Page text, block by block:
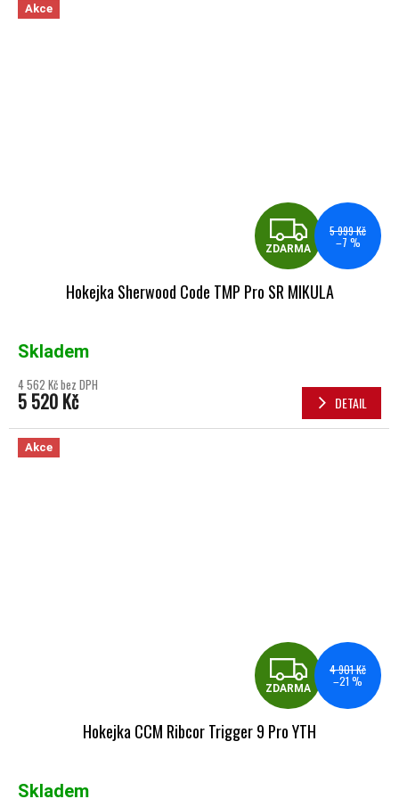
Akce
ZDARMA
5 999 Kč
–7 %
Hokejka Sherwood Code TMP Pro SR MIKULA
Skladem
4 562 Kč bez DPH
5 520 Kč DETAIL
Akce
ZDARMA
4 901 Kč
–21 %
Hokejka CCM Ribcor Trigger 9 Pro YTH
Skladem